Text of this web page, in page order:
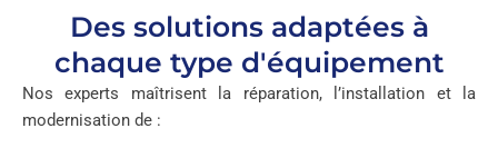
Des solutions adaptées à
chaque type d'équipement
Nos experts maîtrisent la réparation, l’installation et la
modernisation de :